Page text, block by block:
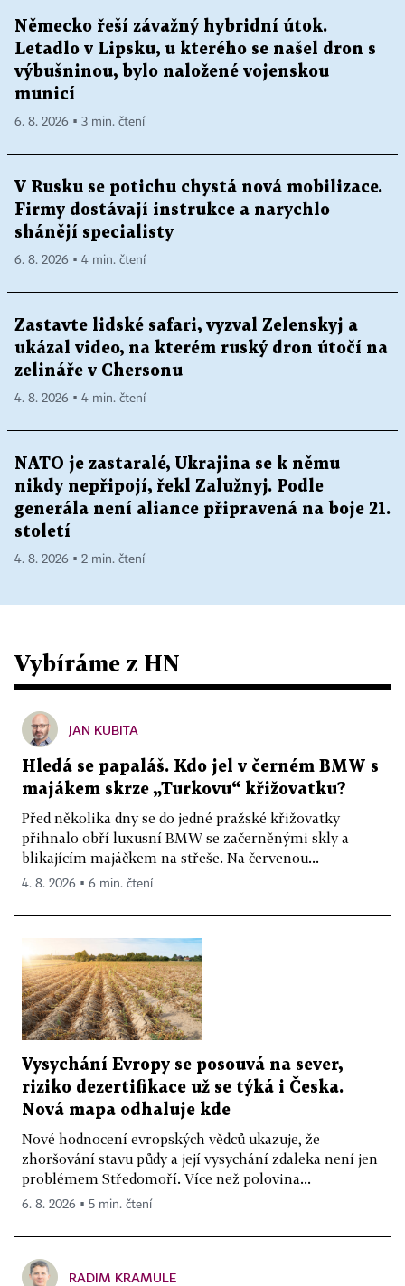
Německo řeší závažný hybridní útok.
Letadlo v Lipsku, u kterého se našel dron s
výbušninou, bylo naložené vojenskou
municí
6. 8. 2026 ▪ 3 min. čtení
V Rusku se potichu chystá nová mobilizace.
Firmy dostávají instrukce a narychlo
shánějí specialisty
6. 8. 2026 ▪ 4 min. čtení
Zastavte lidské safari, vyzval Zelenskyj a
ukázal video, na kterém ruský dron útočí na
zelináře v Chersonu
4. 8. 2026 ▪ 4 min. čtení
NATO je zastaralé, Ukrajina se k němu
nikdy nepřipojí, řekl Zalužnyj. Podle
generála není aliance připravená na boje 21.
století
4. 8. 2026 ▪ 2 min. čtení
Vybíráme z HN
JAN KUBITA
Hledá se papaláš. Kdo jel v černém BMW s
majákem skrze „Turkovu“ křižovatku?
Před několika dny se do jedné pražské křižovatky
přihnalo obří luxusní BMW se začerněnými skly a
blikajícím majáčkem na střeše. Na červenou...
4. 8. 2026 ▪ 6 min. čtení
Vysychání Evropy se posouvá na sever,
riziko dezertifikace už se týká i Česka.
Nová mapa odhaluje kde
Nové hodnocení evropských vědců ukazuje, že
zhoršování stavu půdy a její vysychání zdaleka není jen
problémem Středomoří. Více než polovina...
6. 8. 2026 ▪ 5 min. čtení
RADIM KRAMULE